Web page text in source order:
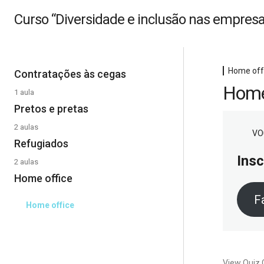
Curso “Diversidade e inclusão nas
Contratações às cegas
1 aula
Pretos e pretas
Afrodescendentes 2
2 aulas
Refugiados
2 aulas
Home office
Home office
Home